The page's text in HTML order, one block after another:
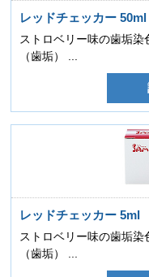
レッドチェッカー 50ml
ストロベリー味の歯垢
（歯垢） ...
レッドチェッカー 5ml
ストロベリー味の歯垢
（歯垢） ...